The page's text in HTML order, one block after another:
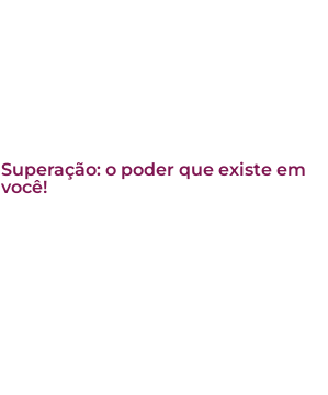
Superação: o poder que existe em
você!